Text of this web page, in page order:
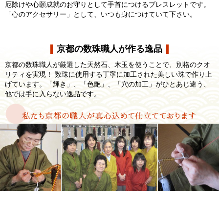
厄除けや心願成就のお守りとして手首につけるブレスレットです。
「心のアクセサリー」として、いつも身につけていて下さい。
京都の数珠職人が作る逸品
京都の数珠職人が厳選した天然石、木玉を使うことで、別格のクオ
リティを実現！ 数珠に使用する丁寧に加工された美しい珠で作り上
げています。「輝き」、「色艶」、「穴の加工」がひとあじ違う、
他では手に入らない逸品です。